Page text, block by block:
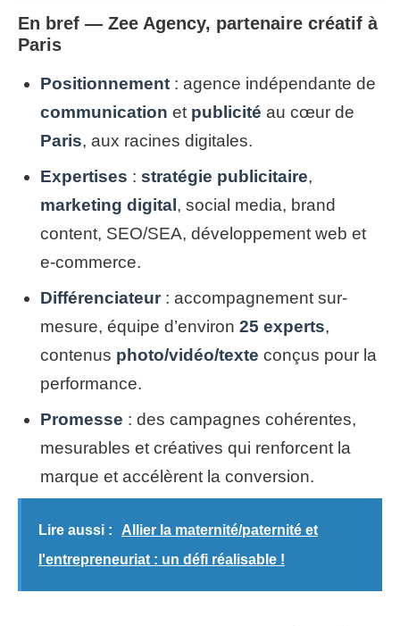
En bref — Zee Agency, partenaire créatif à
Paris
Positionnement : agence indépendante de
communication et publicité au cœur de
Paris, aux racines digitales.
Expertises : stratégie publicitaire,
marketing digital, social media, brand
content, SEO/SEA, développement web et
e-commerce.
Différenciateur: accompagnement sur-
mesure, équipe d’environ 25 experts,
contenus photo/vidéo/texte conçus pour la
performance.
Promesse : des campagnes cohérentes,
mesurables et créatives qui renforcent la
marque et accélèrent la conversion.
Lire aussi :
Allier la maternité/paternité et
l'entrepreneuriat : un défi réalisable !